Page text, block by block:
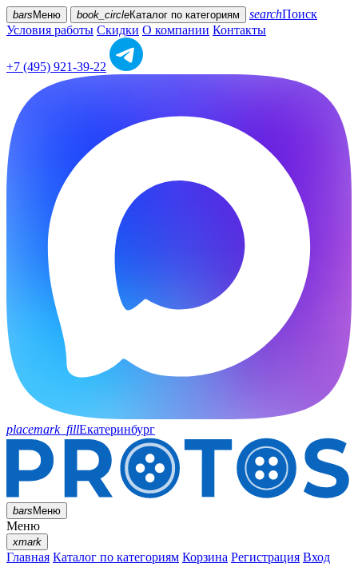
bars Меню book_circleКаталог по категориям searchПоиск
Условия работы Скидки О компании Контакты
+7 (495) 921-39-22
placemark_fillЕкатеринбург
barsМеню
Меню
xmark
Главная Каталог по категориям Корзина Регистрация Вход